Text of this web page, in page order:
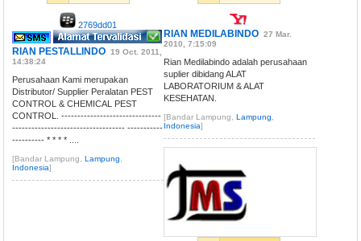
2769dd01
RIAN PESTALLINDO 19 Oct. 2011,
14:38:24
Perusahaan Kami merupakan
Distributor/ Supplier Peralatan PEST
CONTROL & CHEMICAL PEST
CONTROL. -------------------------------
----------------------------------- -----------
---------- * * * * ....
[Bandar Lampung,Lampung
Indonesia]
RIAN MEDILABINDO 27 Mar.
2010, 7:15:09
Rian Medilabindo adalah perusahaan
suplier dibidang ALAT
LABORATORIUM & ALAT
KESEHATAN.
[Bandar Lampung,Lampung
Indonesia]